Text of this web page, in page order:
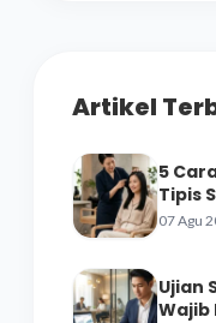
Artikel
5
Tipis
07 Agu
Ujian
Wajib